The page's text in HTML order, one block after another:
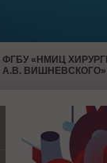
ФГБУ «НМИЦ
А.В.